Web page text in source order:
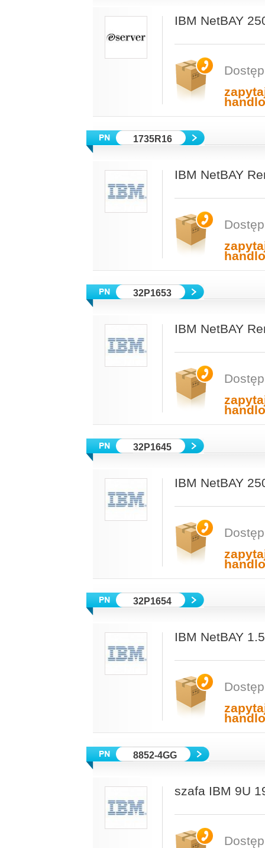
IBM NetBAY
1735R16
IBM NetBAY
32P1653
IBM NetBAY
32P1645
IBM NetBAY
32P1654
IBM NetBAY
8852-4GG
szafa IBM 9U